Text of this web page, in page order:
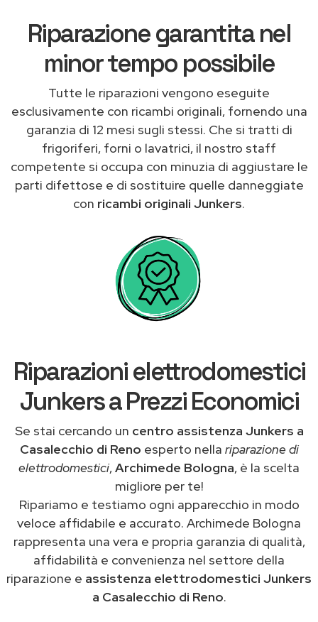
Riparazione garantita nel
minor tempo possibile
Tutte le riparazioni vengono eseguite
esclusivamente con ricambi originali, fornendo una
garanzia di 12 mesi sugli stessi. Che si tratti di
frigoriferi, forni o lavatrici, il nostro staff
competente si occupa con minuzia di aggiustare le
parti difettose e di sostituire quelle danneggiate
con ricambi originali Junkers.
Riparazioni elettrodomestici
Junkers a Prezzi Economici
Se stai cercando un centro assistenza Junkers a
Casalecchio di Reno esperto nella riparazione di
elettrodomestici,Archimede Bologna, è la scelta
migliore per te!
Ripariamo e testiamo ogni apparecchio in modo
veloce affidabile e accurato. Archimede Bologna
rappresenta una vera e propria garanzia di qualità,
affidabilità e convenienza nel settore della
riparazione e assistenza elettrodomestici Junkers
a Casalecchio di Reno.